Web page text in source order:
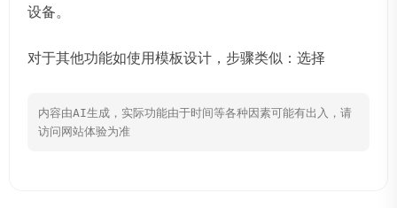
设备。
对于其他功能如使用模板设计，步骤类似：选择
内容由AI生成，实际功能由于时间等各种因素可能有出入，请
访问网站体验为准